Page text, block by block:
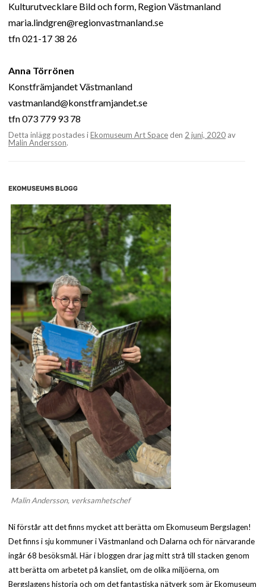
Kulturutvecklare Bild och form, Region Västmanland
maria.lindgren@regionvastmanland.se
tfn 021-17 38 26
Anna Törrönen
Konstfrämjandet Västmanland
vastmanland@konstframjandet.se
tfn 073 779 93 78
Detta inlägg postades iEkomuseum Art Space den 2 juni, 2020 av
Malin Andersson.
EKOMUSEUMS BLOGG
Malin Andersson, verksamhetschef
Ni förstår att det finns mycket att berätta om Ekomuseum Bergslagen!
Det finns i sju kommuner i Västmanland och Dalarna och för närvarande
ingår 68 besöksmål. Här i bloggen drar jag mitt strå till stacken genom
att berätta om arbetet på kansliet, om de olika miljöerna, om
Bergslagens historia och om det fantastiska nätverk som är Ekomuseum